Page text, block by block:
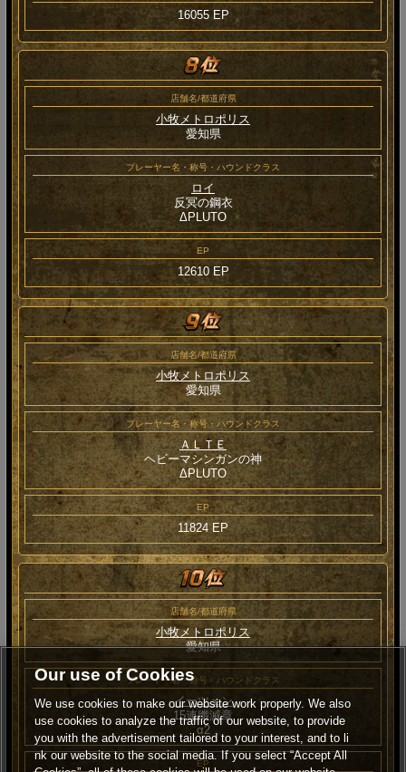
16055 EP
店舗名/都道府県
小牧メトロポリス
愛知県
プレーヤー名・称号・ハウンドクラス
ロイ
反冥の鋼衣
ΔPLUTO
EP
12610 EP
店舗名/都道府県
小牧メトロポリス
愛知県
プレーヤー名・称号・ハウンドクラス
ＡＬＴＥ
ヘビーマシンガンの神
ΔPLUTO
EP
11824 EP
店舗名/都道府県
小牧メトロポリス
愛知県
プレーヤー名・称号・ハウンドクラス
イーツェン
15連殲滅章
α2
EP
Our use of Cookies
We use cookies to make our website work properly. We also
use cookies to analyze the traffic of our website, to provide
you with the advertisement tailored to your interest, and to li
nk our website to the social media. If you select “Accept All